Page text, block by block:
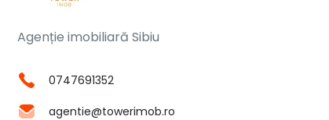
Agenție imobiliară Sibiu
0747691352
agentie@towerimob.ro